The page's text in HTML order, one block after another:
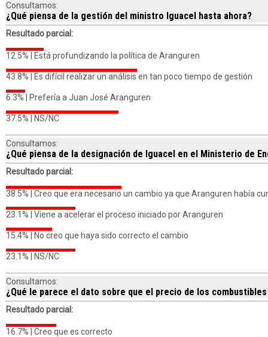
Consultamos:
¿Qué piensa de la gestión del ministro Iguacel hasta ahora?
Resultado parcial:
12.5% | Está profundizando la política de Aranguren
43.8% | Es difícil realizar un análisis en tan poco tiempo de gestión
6.3% | Prefería a Juan José Aranguren
37.5% | NS/NC
Consultamos:
¿Qué piensa de la designación de Iguacel en el Ministerio de
Resultado parcial:
38.5% | Creo que era necesario un cambio ya que Aranguren había
23.1% | Viene a acelerar el proceso iniciado por Aranguren
15.4% | No creo que haya sido correcto el cambio
23.1% | NS/NC
Consultamos:
¿Qué le parece el dato sobre que el precio de los
Resultado parcial:
16.7% | Creo que es correcto